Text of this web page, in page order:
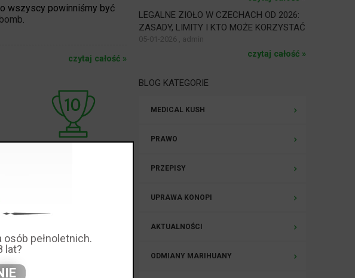
wszyscy powinniśmy być
czytaj całość »
LEGALNE ZIOŁO W CZECHACH OD 2026:
ZASADY, LIMITY I KTO MOŻE KORZYSTAĆ
05-01-2026 , admin
czytaj całość »
BLOG KATEGORIE
MEDICAL KUSH
PRAWO
PRZEPISY
UPRAWA KONOPI
AKTUALNOŚCI
ODMIANY MARIHUANY
pełnoletnich.
lat?